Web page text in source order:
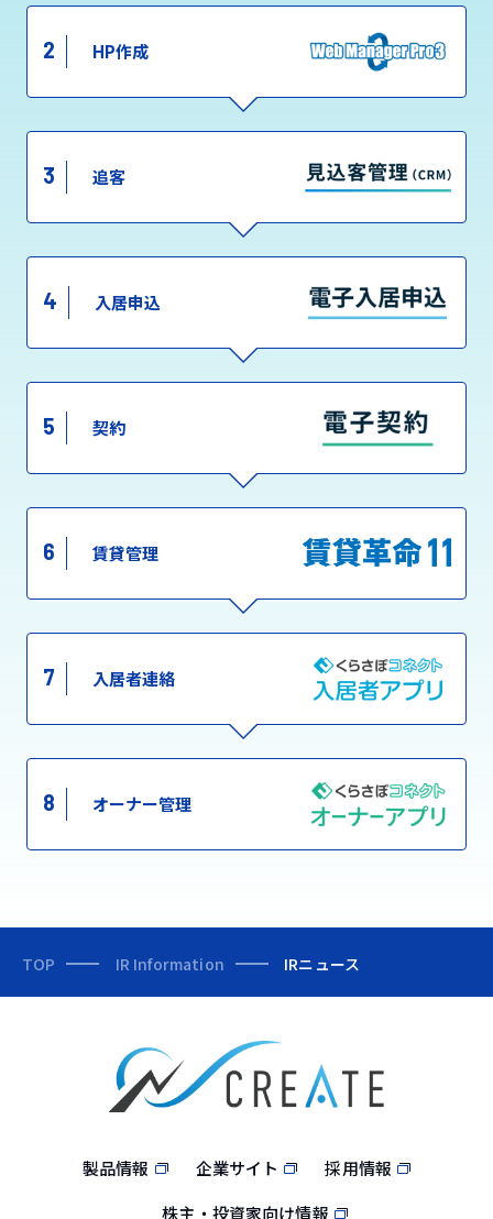
2 HP作成
3 追客
4 入居申込
5 契約
6 賃貸管理
7 入居者連絡
8 オーナー管理
TOP IR Information IRニュース
製品情報 企業サイト
採用情報
株主・投資家向け情報